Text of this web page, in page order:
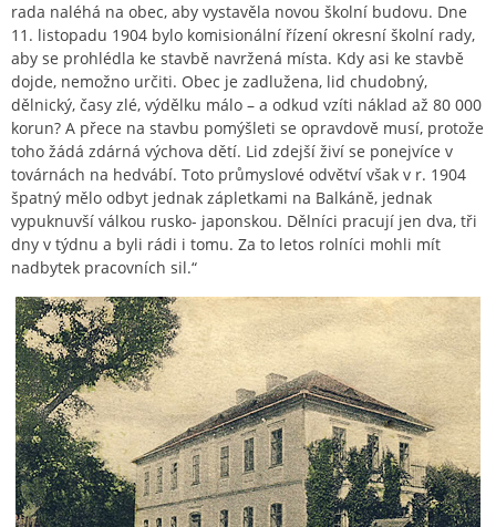
rada naléhá na obec, aby vystavěla novou školní budovu. Dne
11. listopadu 1904 bylo komisionální řízení okresní školní rady,
aby se prohlédla ke stavbě navržená místa. Kdy asi ke stavbě
dojde, nemožno určiti. Obec je zadlužena, lid chudobný,
dělnický, časy zlé, výdělku málo – a odkud vzíti náklad až 80 000
korun? A přece na stavbu pomýšleti se opravdově musí, protože
toho žádá zdárná výchova dětí. Lid zdejší živí se ponejvíce v
továrnách na hedvábí. Toto průmyslové odvětví však v r. 1904
špatný mělo odbyt jednak zápletkami na Balkáně, jednak
vypuknuvší válkou rusko- japonskou. Dělníci pracují jen dva, tři
dny v týdnu a byli rádi i tomu. Za to letos rolníci mohli mít
nadbytek pracovních sil.“